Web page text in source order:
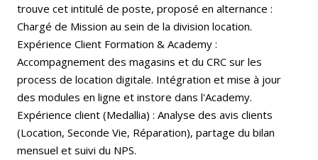
trouve cet intitulé de poste, proposé en alternance :
Chargé de Mission au sein de la division location.
Expérience Client Formation & Academy :
Accompagnement des magasins et du CRC sur les
process de location digitale. Intégration et mise à jour
des modules en ligne et instore dans l'Academy.
Expérience client (Medallia) : Analyse des avis clients
(Location, Seconde Vie, Réparation), partage du bilan
mensuel et suivi du NPS.